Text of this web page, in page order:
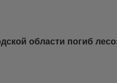
области погиб